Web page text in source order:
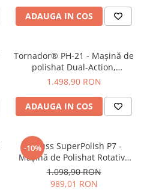
ADAUGA IN COS
Tornador® PH-21 - Maşină de
polishat Dual-Action,
excentric 21mm
1.498,90 RON
ADAUGA IN COS
-10%
Krauss SuperPolish P7 -
Mașină de Polishat Rotativă
(Taler 125mm)
1.098,90 RON
989,01 RON